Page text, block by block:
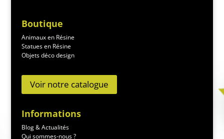
Boutique
Animaux en Résine
Statues en Résine
Objets déco design
Voir notre catalogue
Informations
Blog & Actualités
Qui sommes-nous ?